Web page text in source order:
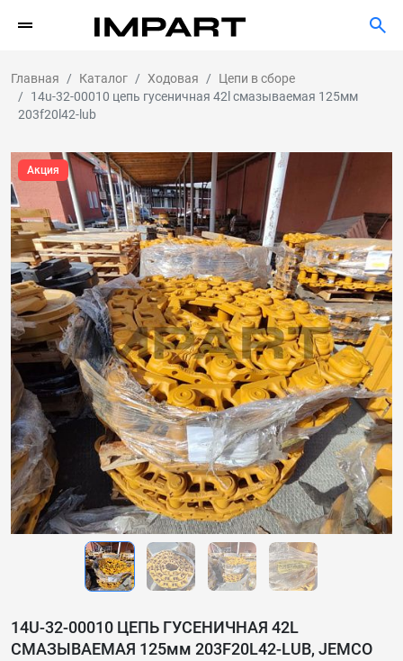
Главная Каталог Ходовая
Цепи в сборе
14u-32-00010 цепь гусеничная 42l смазываемая 125мм
203f20l42-lub
14U-32-00010 ЦЕПЬ ГУСЕНИЧНАЯ 42L
СМАЗЫВАЕМАЯ 125мм 203F20L42-LUB, JEMCO
Акция